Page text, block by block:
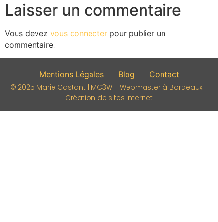
Laisser un commentaire
Vous devez vous connecter pour publier un
commentaire.
Mentions Légales Blog
Contact
© 2025 Marie Castant | MC3W - Webmaster à Bordeaux -
Création de sites internet